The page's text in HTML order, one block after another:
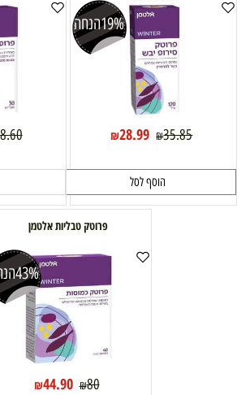
19%הנחה
₪35.85
₪28.99
הוסף לסל
פרוטק טבליות אלטמן
43%
₪80
₪44.90